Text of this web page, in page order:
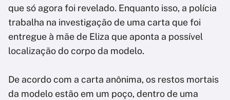
que só agora foi revelado. Enquanto isso, a polícia
trabalha na investigação de uma carta que foi
entregue à mãe de Eliza que aponta a possível
localização do corpo da modelo.
De acordo com a carta anônima, os restos mortais
da modelo estão em um poço, dentro de uma